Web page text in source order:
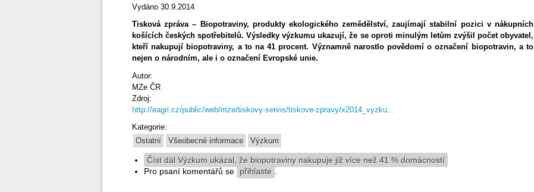
Vydáno 30.9.2014
Tisková zpráva – Biopotraviny, produkty ekologického zemědělství, zaujímají stabilní pozici v nákupních
košících českých spotřebitelů. Výsledky výzkumu ukazují, že se oproti minulým letům zvýšil počet obyvatel,
kteří nakupují biopotraviny, a to na 41 procent. Významně narostlo povědomí o označení biopotravin, a to
nejen o národním, ale i o označení Evropské unie.
Autor:
MZe ČR
Zdroj:
http://eagri.cz/public/web/mze/tiskovy-servis/tiskove-zpravy/x2014_vyzku...
Kategorie:
Ostatní
Všeobecné informace Výzkum
Číst dál Výzkum ukázal, že biopotraviny nakupuje již více než 41 % domácností
Pro psaní komentářů se
přihlaste